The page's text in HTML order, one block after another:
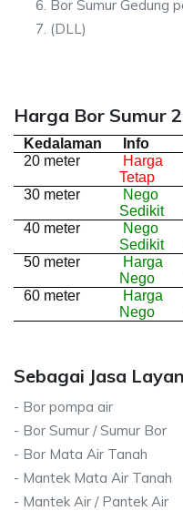
Bor Sumur Gedung
(DLL)
Harga Bor Sumur
Kedalaman Info
20 meter
Harga
Tetap
30 meter
Nego
Sedikit
40 meter
Nego
Sedikit
50 meter
Harga
Nego
60 meter
Harga
Nego
Sebagai Jasa
- Bor pompa air
- Bor Sumur / Sumur Bor
- Bor Mata Air Tanah
- Mantek Mata Air Tanah
- Mantek Air / Pantek Air